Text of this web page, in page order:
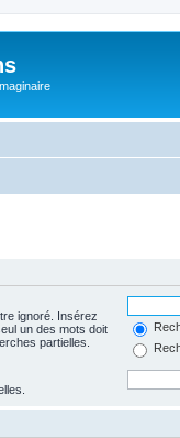
ignoré. Insérez
un des mots doit
partielles.